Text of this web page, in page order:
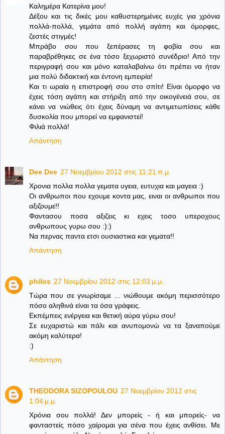
Καλημέρα Κατερίνα μου!
Δέξου και τις δικές μου καθυστερημένες ευχές για χρόνια
πολλά-πολλά, γεμάτα από πολλή αγάπη και όμορφες,
ζεστές στιγμές!
Μπράβο σου που ξεπέρασες τη φοβία σου και
παραβρέθηκες σε ένα τόσο ξεχωριστό συνέδριο! Από την
περιγραφή σου και μόνο καταλαβαίνω ότι πρέπει να ήταν
μια πολύ διδακτική και έντονη εμπειρία!
Και τι ωραία η επιστροφή σου στο σπίτι! Είναι όμορφο να
έχεις τόση αγάπη και στήριξη από την οικογένειά σου, σε
κάνει να νιώθεις ότι έχεις δύναμη να αντιμετωπίσεις κάθε
δυσκολία που μπορεί να εμφανιστεί!
Φιλιά πολλά!
Απάντηση
Dee Dee 27 Νοεμβρίου 2012 στις 11:21 π.μ.
Χρονια πολλα πολλα γεματα υγεια, ευτυχια και μαγεια :)
Οι ανθρωποι που εχουμε κοντα μας, ειναι οι ανθρωποι που
αξιζουμε!!
Φαντασου ποσα αξιζεις κι εχεις τοσο υπεροχους
ανθρωπους γυρω σου :):)
Να περνας παντα ετσι ουσιαστικα και γεματα!!
Απάντηση
philos 27 Νοεμβρίου 2012 στις 12:03 μ.μ.
Τώρα που σε γνωρίσαμε ... νιώθουμε ακόμη περισσότερο
πόσο αληθινά είναι τα όσα γράφεις.
Εκπέμπεις ενέργεια και θετική αύρα γύρω σου!
Σε ευχαριστώ και πάλι και ανυπομονώ να τα ξαναπούμε
ακόμη καλύτερα!
:)
Απάντηση
THEODORA SIZOPOULOU 27 Νοεμβρίου 2012 στις
1:04 μ.μ.
Χρόνια σου πολλά! Δεν μπορείς - ή και μπορείς- να
φανταστείς πόσο χαίρομαι για σένα που έχεις ανθίσει. Με